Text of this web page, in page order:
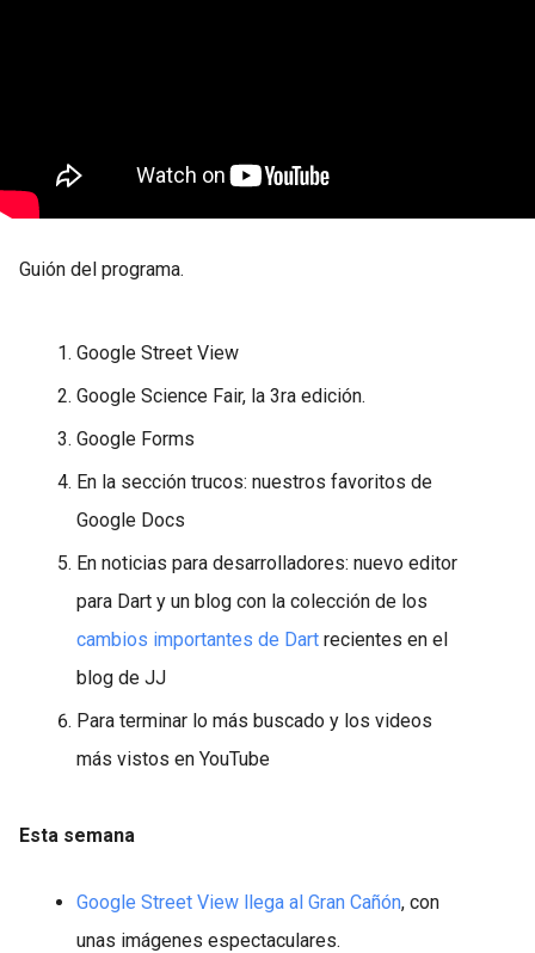
Guión del programa.
Google Street View
Google Science Fair, la 3ra edición.
Google Forms
En la sección trucos: nuestros favoritos de
Google Docs
En noticias para desarrolladores: nuevo editor
para Dart y un blog con la colección de los
cambios importantes de Dart recientes en el
blog de JJ
Para terminar lo más buscado y los videos
más vistos en YouTube
Esta semana
Google Street View llega al Gran Cañón, con
unas imágenes espectaculares.